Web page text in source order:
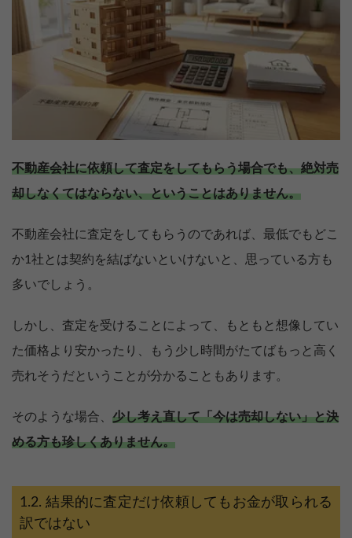
不動産会社に依頼して査定をしてもらう場合でも、絶対売
却しなくてはならない、ということはありません。
不動産会社に査定をしてもらうのであれば、最低でもどこ
か1社とは契約を結ばないといけないと、思っている方も
多いでしょう。
しかし、査定を受けることによって、もともと想像してい
た価格より安かったり、もう少し時間がたてばもっと高く
売れそうだということが分かることもあります。
そのような場合、 少し考え直して「今は売却しない」と決
める方も珍しくありません。
結果的に査定だけ依頼してもお金が取られる
訳ではない